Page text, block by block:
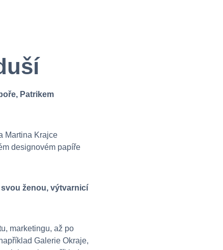
Patrikem
Martina Krajce
designovém papíře
ženou, výtvarnicí
marketingu, až po
Galerie Okraje,